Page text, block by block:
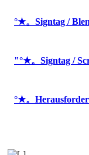
°★。Signtag /
"°★。Signtag /
°★。